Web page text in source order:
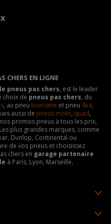
CHERS EN LIGNE
pneus pas chers, est le leader
choix de pneus pas chers, du
, au pneu tourisme et pneu 4x4,
aussi de pneus moto, quad,
promos pneus à tous les prix,
plus grandes marques, comme
Dunlop, Continental ou
de vos pneus et choisissez
chers en garage partenaire
à Paris, Lyon, Marseille,